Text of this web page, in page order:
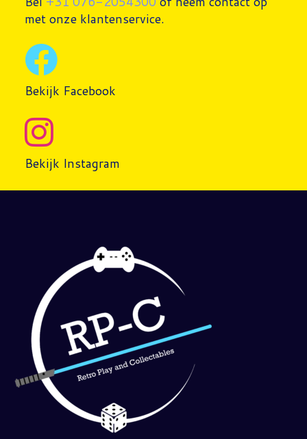
met onze klantenservice.
Bekijk Facebook
Bekijk Instagram